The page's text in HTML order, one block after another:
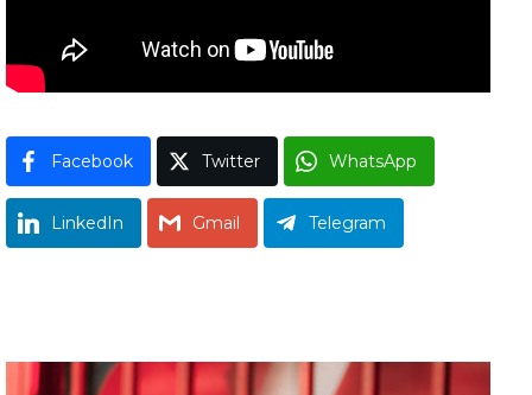
Facebook Twitter WhatsApp
LinkedIn Gmail Telegram